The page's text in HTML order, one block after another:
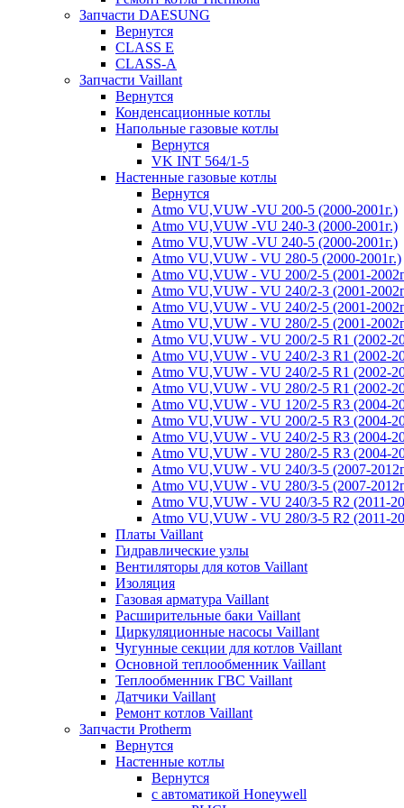
Запчасти DAESUNG
Вернутся
CLASS E
CLASS-A
Запчасти Vaillant
Вернутся
Конденсационные котлы
Напольные газовые котлы
Вернутся
VK INT 564/1-5
Настенные газовые котлы
Вернутся
Atmo VU,VUW -VU 200-5 (2000-2001г.)
Atmo VU,VUW -VU 240-3 (2000-2001г.)
Atmo VU,VUW -VU 240-5 (2000-2001г.)
Atmo VU,VUW - VU 280-5 (2000-2001г.)
Atmo VU,VUW - VU 200/2-5 (2001-
Atmo VU,VUW - VU 240/2-3 (2001-
Atmo VU,VUW - VU 240/2-5 (2001-
Atmo VU,VUW - VU 280/2-5 (2001-
Atmo VU,VUW - VU 200/2-5 R1 (2002-
Atmo VU,VUW - VU 240/2-3 R1 (2002-
Atmo VU,VUW - VU 240/2-5 R1 (2002-
Atmo VU,VUW - VU 280/2-5 R1 (2002-
Atmo VU,VUW - VU 120/2-5 R3 (2004-
Atmo VU,VUW - VU 200/2-5 R3 (2004-
Atmo VU,VUW - VU 240/2-5 R3 (2004-
Atmo VU,VUW - VU 280/2-5 R3 (2004-
Atmo VU,VUW - VU 240/3-5 (2007-
Atmo VU,VUW - VU 280/3-5 (2007-
Atmo VU,VUW - VU 240/3-5 R2 (2011-
Atmo VU,VUW - VU 280/3-5 R2 (2011-
Платы Vaillant
Гидравлические узлы
Вентиляторы для котов Vaillant
Изоляция
Газовая арматура Vaillant
Расширительные баки Vaillant
Циркуляционные насосы Vaillant
Чугунные секции для котлов Vaillant
Основной теплообменник Vaillant
Теплообменник ГВС Vaillant
Датчики Vaillant
Ремонт котлов Vaillant
Запчасти Protherm
Вернутся
Настенные котлы
Вернутся
с автоматикой Honeywell